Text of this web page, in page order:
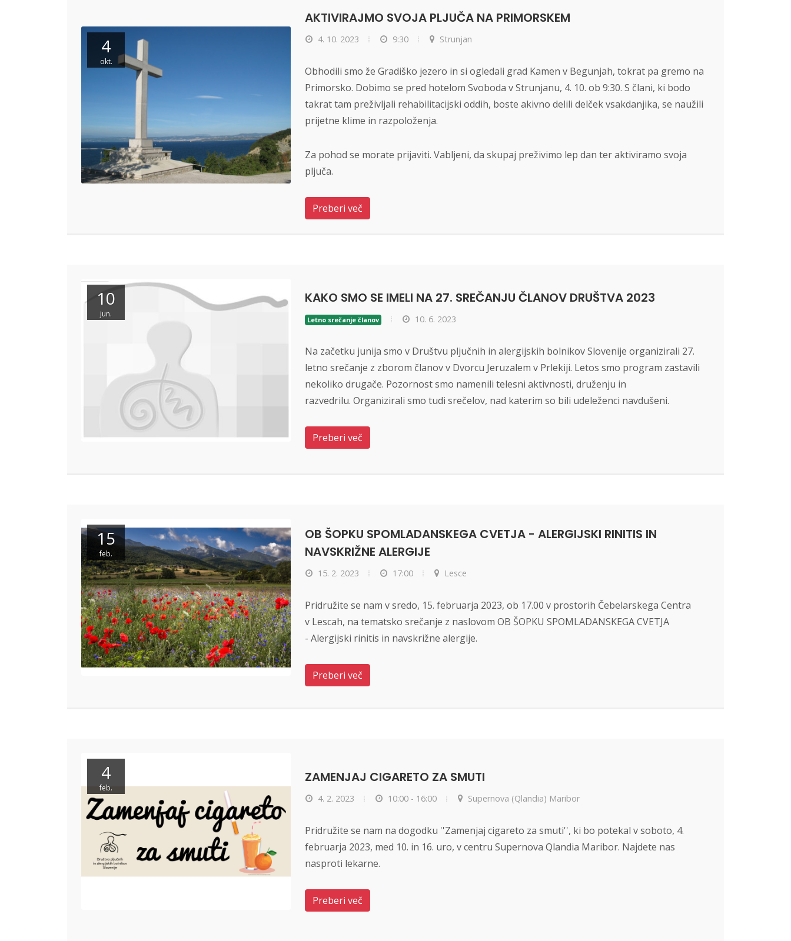
4
okt.
AKTIVIRAJMO SVOJA PLJUČA NA PRIMORSKEM
4. 10. 2023 9:30 Strunjan
Obhodili smo že Gradiško jezero in si ogledali grad Kamen v Begunjah, tokrat pa gremo na
Primorsko. Dobimo se pred hotelom Svoboda v Strunjanu, 4. 10. ob 9:30. S člani, ki bodo
takrat tam preživljali rehabilitacijski oddih, boste akivno delili delček vsakdanjika, se naužili
prijetne klime in razpoloženja.
Za pohod se morate prijaviti. Vabljeni, da skupaj preživimo lep dan ter aktiviramo svoja
pljuča.
Preberi več
10
jun.
KAKO SMO SE IMELI NA 27. SREČANJU ČLANOV DRUŠTVA 2023
Letno srečanje članov 10. 6. 2023
Na začetku junija smo v Društvu pljučnih in alergijskih bolnikov Slovenije organizirali 27.
letno srečanje z zborom članov v Dvorcu Jeruzalem v Prlekiji. Letos smo program zastavili
nekoliko drugače. Pozornost smo namenili telesni aktivnosti, druženju in
razvedrilu. Organizirali smo tudi srečelov, nad katerim so bili udeleženci navdušeni.
Preberi več
15
feb.
OB ŠOPKU SPOMLADANSKEGA CVETJA - ALERGIJSKI RINITIS IN
NAVSKRIŽNE ALERGIJE
15. 2. 2023 17:00 Lesce
Pridružite se nam v sredo, 15. februarja 2023, ob 17.00 v prostorih Čebelarskega Centra
v Lescah, na tematsko srečanje z naslovom OB ŠOPKU SPOMLADANSKEGA CVETJA
- Alergijski rinitis in navskrižne alergije.
Preberi več
4
feb.
ZAMENJAJ CIGARETO ZA SMUTI
4. 2. 2023 10:00 - 16:00 Supernova (Qlandia) Maribor
Pridružite se nam na dogodku ''Zamenjaj cigareto za smuti'', ki bo potekal v soboto, 4.
februarja 2023, med 10. in 16. uro, v centru Supernova Qlandia Maribor. Najdete nas
nasproti lekarne.
Preberi več